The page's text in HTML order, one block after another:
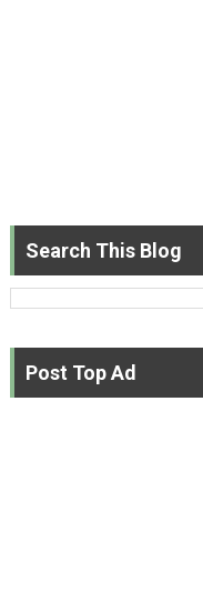
Search This Blog
Post Top Ad